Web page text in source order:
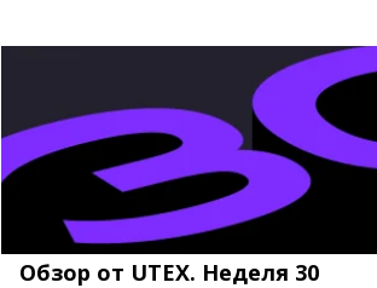
Обзор от UTEX. Неделя 30